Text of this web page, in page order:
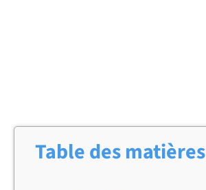
Table des matières